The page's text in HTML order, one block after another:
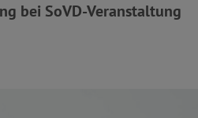
bei SoVD-Veranstaltung